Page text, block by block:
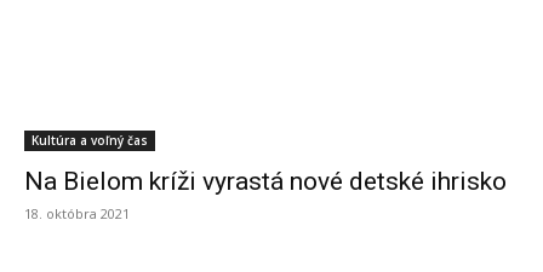
Kultúra a voľný čas
Na Bielom kríži vyrastá nové detské ihrisko
18. októbra 2021